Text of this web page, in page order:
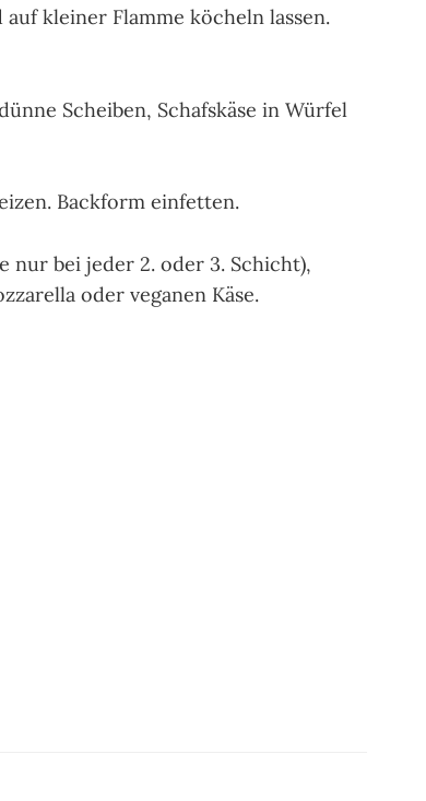
kleiner Flamme köcheln lassen.
Scheiben, Schafskäse in Würfel
Backform einfetten.
nur bei jeder 2. oder 3. Schicht),
oder veganen Käse.